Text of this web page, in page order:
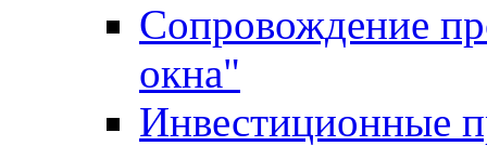
Сопровождение
окна"
Инвестиционные